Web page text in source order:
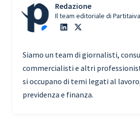
Redazione
Il team editoriale di
Siamo un team di giornalisti,
commercialisti e altri
si occupano di temi legati al
previdenza e finanza.